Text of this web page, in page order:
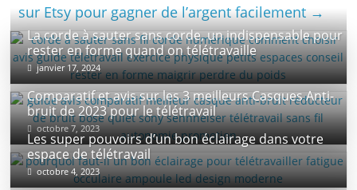
sur Etsy pour gagner de l’argent facilement→
La corde à sauter sans corde, un indispensable pour
rester en forme quand on télétravaille
janvier 17, 2024
Comparatif et avis sur les 3 meilleurs Casques Anti-
bruit de 2023 pour le télétravail
octobre 7, 2023
Les super pouvoirs d’un bon éclairage dans votre
espace de télétravail
octobre 4, 2023